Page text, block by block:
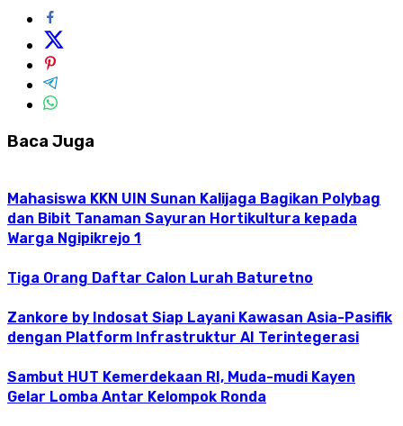
Baca Juga
Mahasiswa KKN UIN Sunan Kalijaga Bagikan Polybag
dan Bibit Tanaman Sayuran Hortikultura kepada
Warga Ngipikrejo 1
Tiga Orang Daftar Calon Lurah Baturetno
Zankore by Indosat Siap Layani Kawasan Asia-Pasifik
dengan Platform Infrastruktur AI Terintegerasi
Sambut HUT Kemerdekaan RI, Muda-mudi Kayen
Gelar Lomba Antar Kelompok Ronda